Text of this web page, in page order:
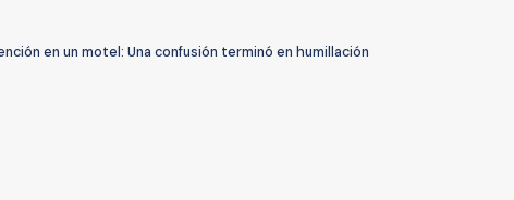
en un motel: Una confusión terminó en humillación